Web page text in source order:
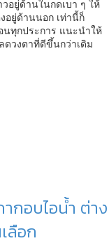
อยู่ด้านในกดเบา ๆ ให้
อยู่ด้านนอก เท่านี้ก็
นทุกประการ แนะนำให้
ดวงตาที่ดีขึ้นกว่าเดิม
กอบไอน้ำ ต่าง
ลือก